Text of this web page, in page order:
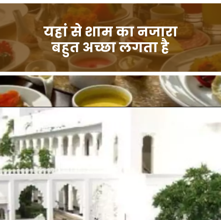
यहां से शाम का नजारा
बहुत अच्छा लगता है